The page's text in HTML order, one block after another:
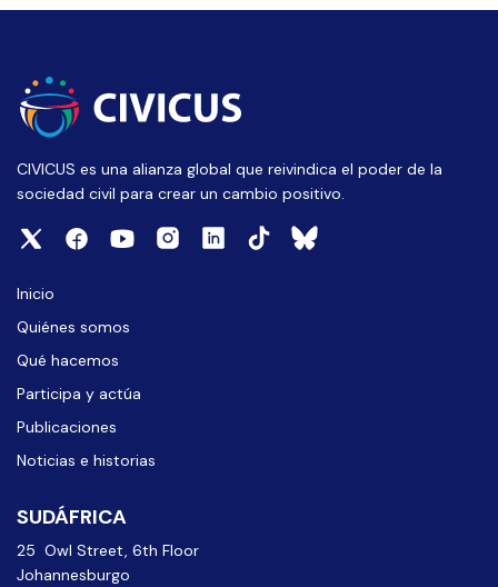
CIVICUS es una alianza global que reivindica el poder de la
sociedad civil para crear un cambio positivo.
Inicio
Quiénes somos
Qué hacemos
Participa y actúa
Publicaciones
Noticias e historias
SUDÁFRICA
25 Owl Street, 6th Floor
Johannesburgo